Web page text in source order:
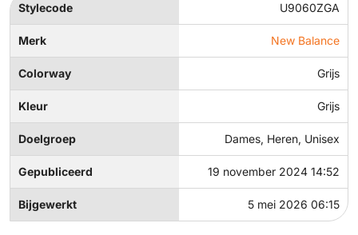
Stylecode U9060ZGA
Merk New Balance
Colorway Grijs
Kleur Grijs
Doelgroep Dames, Heren, Unisex
Gepubliceerd 19 november 2024 14:52
Bijgewerkt 5 mei 2026 06:15